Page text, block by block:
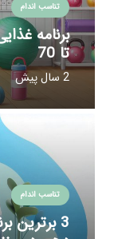
تناسب اندام
تا 70
2 سال پیش
تناسب اندام
3 برترین